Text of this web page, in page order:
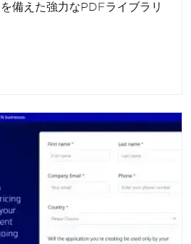
備えた強力なPDFライブラリ